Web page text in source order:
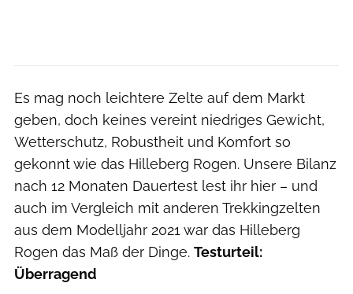
Es mag noch leichtere Zelte auf dem Markt
geben, doch keines vereint niedriges Gewicht,
Wetterschutz, Robustheit und Komfort so
gekonnt wie das Hilleberg Rogen. Unsere Bilanz
nach 12 Monaten Dauertest lest ihr hier – und
auch im Vergleich mit anderen Trekkingzelten
aus dem Modelljahr 2021 war das Hilleberg
Rogen das Maß der Dinge. Testurteil:
Überragend